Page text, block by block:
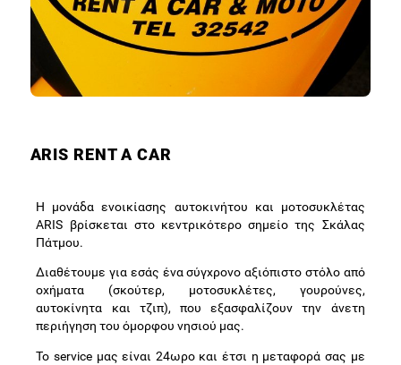
ARIS RENT A CAR
Η μονάδα ενοικίασης αυτοκινήτου και μοτοσυκλέτας
ARIS βρίσκεται στο κεντρικότερο σημείο της Σκάλας
Πάτμου.
Διαθέτουμε για εσάς ένα σύγχρονο αξιόπιστο στόλο από
οχήματα (σκούτερ, μοτοσυκλέτες, γουρούνες,
αυτοκίνητα και τζιπ), που εξασφαλίζουν την άνετη
περιήγηση του όμορφου νησιού μας.
Το service μας είναι 24ωρο και έτσι η μεταφορά σας με